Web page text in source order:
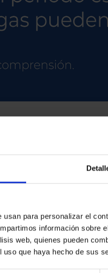
para personalizar el
información sobre
web, quienes pueden
uso que haya hecho de sus